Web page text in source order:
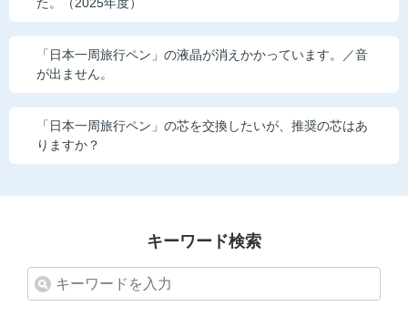
進研ゼミ 高校講座
「日本一周旅行ペン」の液晶が消えかかっています。／音
が出ません。
「日本一周旅行ペン」の芯を交換したいが、推奨の芯はあ
りますか？
キーワード検索